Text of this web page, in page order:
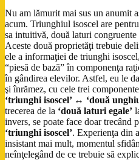
Nu am lămurit mai sus un anumit
acum. Triunghiul isoscel are
sa intuitivă, două laturi
Aceste două proprietăţi trebuie
ele a informaţiei de triunghi
“piesă de bază” în componenţa
în gândirea elevilor. Astfel, eu le
şi înrămez, cu cele trei
‘triunghi isoscel’ ↔ ‘două
trecerea de la ‘două laturi egale’
invers, se poate face doar trecând
‘triunghi isoscel’. Experienţa din
insistant mai mult, momentul
neînţelegând de ce trebuie să